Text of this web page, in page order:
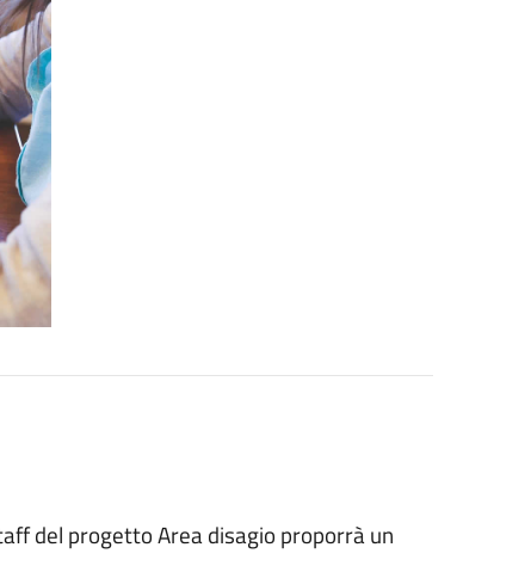
del progetto Area disagio proporrà un